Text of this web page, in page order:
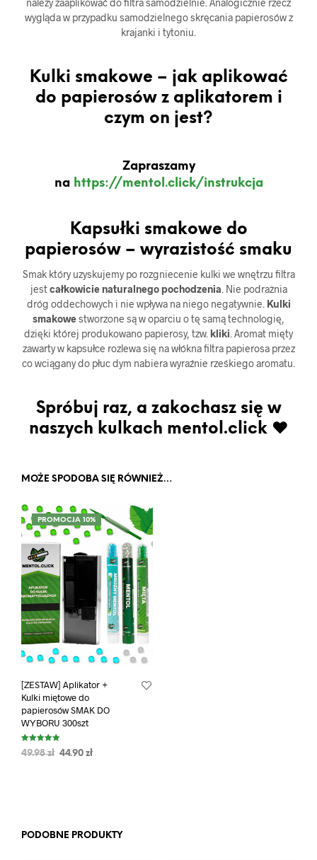
wygląda w przypadku samodzielnego skręcania papierosów z
krajanki i tytoniu.
Kulki smakowe – jak aplikować
do papierosów z aplikatorem i
czym on jest?
Zapraszamy
na https://mentol.click/instrukcja
Kapsułki smakowe do
papierosów – wyrazistość smaku
Smak który uzyskujemy po rozgniecenie kulki we wnętrzu filtra
jestcałkowicie naturalnego pochodzenia . Nie podrażnia
dróg oddechowych i nie wpływa na niego negatywnie. Kulki
smakowestworzone są w oparciu o tę samą technologię,
dzięki której produkowano papierosy, tzw. kliki . Aromat mięty
zawarty w kapsułce rozlewa się na włókna filtra papierosa przez
co wciągany do płuc dym nabiera wyraźnie rześkiego aromatu.
Spróbuj raz, a zakochasz się w
naszych kulkach mentol.click ♥
MOŻE SPODOBA SIĘ RÓWNIEŻ…
PROMOCJA 10%
[ZESTAW] Aplikator +
Kulki miętowe do
papierosów SMAK DO
WYBORU 300szt
Oceniono
5.00
49.98zł 44.90 zł
PODOBNE PRODUKTY